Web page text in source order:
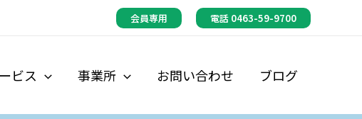
会員専用 電話 0463-59-9700
ビス 事業所 お問い合わせ ブログ